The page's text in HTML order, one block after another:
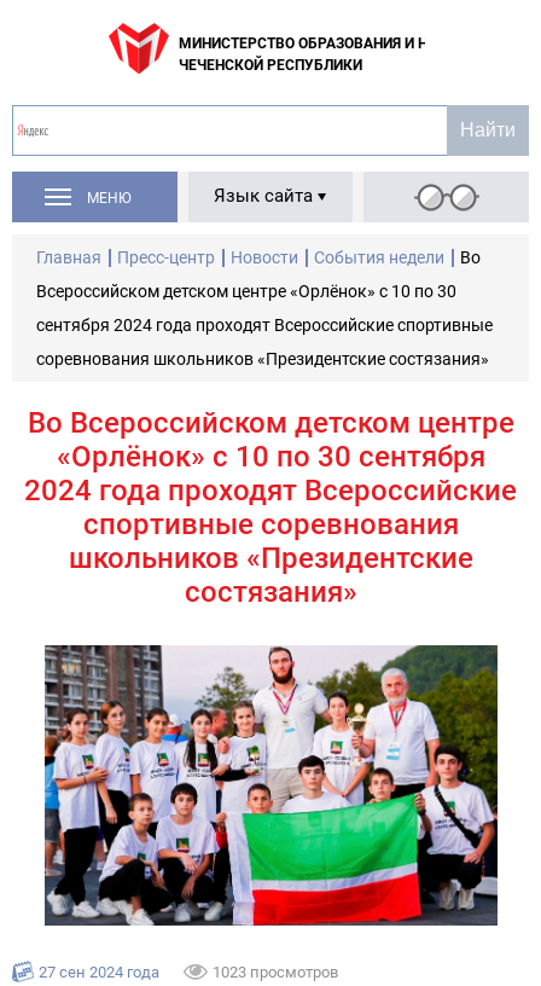
МИНИСТЕРСТВО ОБРАЗОВАНИЯ И НАУКИ
ЧЕЧЕНСКОЙ РЕСПУБЛИКИ
МЕНЮ Язык сайта
Главная Пресс-центр Новости События недели
Во
Всероссийском детском центре «Орлёнок» с 10 по 30
сентября 2024 года проходят Всероссийские спортивные
соревнования школьников «Президентские состязания»
Во Всероссийском детском центре
«Орлёнок» с 10 по 30 сентября
2024 года проходят Всероссийские
спортивные соревнования
школьников «Президентские
состязания»
27 сен 2024 года 1023 просмотров